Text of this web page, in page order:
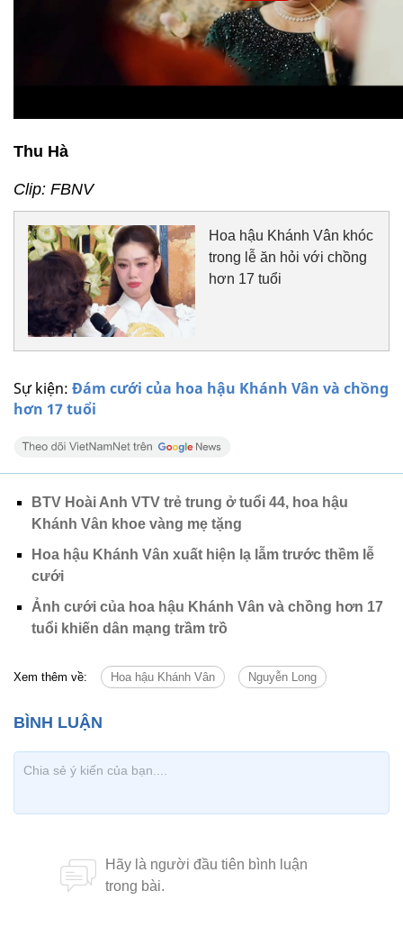
Sự kiện: Đám cưới của hoa hậu Khánh Vân và chồng
hơn 17 tuổi
Thu Hà
Clip: FBNV
Hoa hậu Khánh Vân khóc
trong lễ ăn hỏi với chồng
hơn 17 tuổi
BTV Hoài Anh VTV trẻ trung ở tuổi 44, hoa hậu
Khánh Vân khoe vàng mẹ tặng
Hoa hậu Khánh Vân xuất hiện lạ lẫm trước thềm lễ
cưới
Ảnh cưới của hoa hậu Khánh Vân và chồng hơn 17
tuổi khiến dân mạng trầm trồ
Xem thêm về: Hoa hậu Khánh Vân Nguyễn Long